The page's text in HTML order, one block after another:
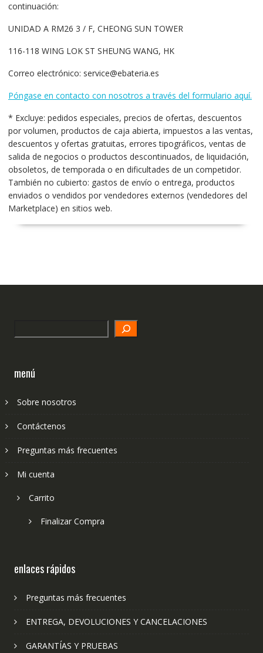
continuación:
UNIDAD A RM26 3 / F, CHEONG SUN TOWER
116-118 WING LOK ST SHEUNG WANG, HK
Correo electrónico: service@ebateria.es
Póngase en contacto con nosotros a través del formulario aquí.
* Excluye: pedidos especiales, precios de ofertas, descuentos
por volumen, productos de caja abierta, impuestos a las ventas,
descuentos y ofertas gratuitas, errores tipográficos, ventas de
salida de negocios o productos descontinuados, de liquidación,
obsoletos, de temporada o en dificultades de un competidor.
También no cubierto: gastos de envío o entrega, productos
enviados o vendidos por vendedores externos (vendedores del
Marketplace) en sitios web.
menú
Sobre nosotros
Contáctenos
Preguntas más frecuentes
Mi cuenta
Carrito
Finalizar Compra
enlaces rápidos
Preguntas más frecuentes
ENTREGA, DEVOLUCIONES Y CANCELACIONES
GARANTÍAS Y PRUEBAS